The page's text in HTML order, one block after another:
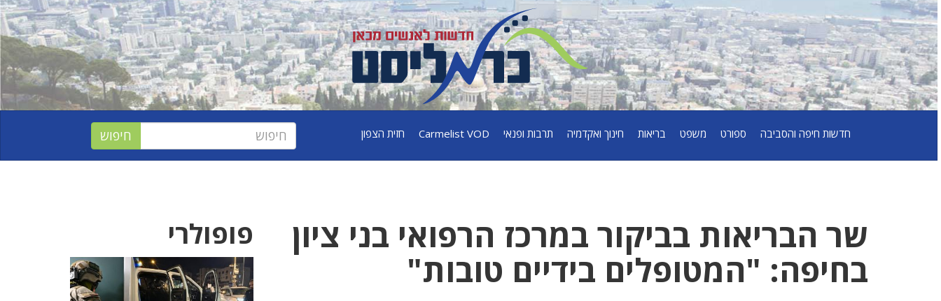
חדשות חיפה והסביבה ספורט משפט בריאות חינוך ואקדמיה תרבות ופנאי Carmelist VOD חזית הצפון
שר הבריאות בביקור במרכז הרפואי בני ציון
בחיפה: "המטופלים בידיים טובות"
פופולרי